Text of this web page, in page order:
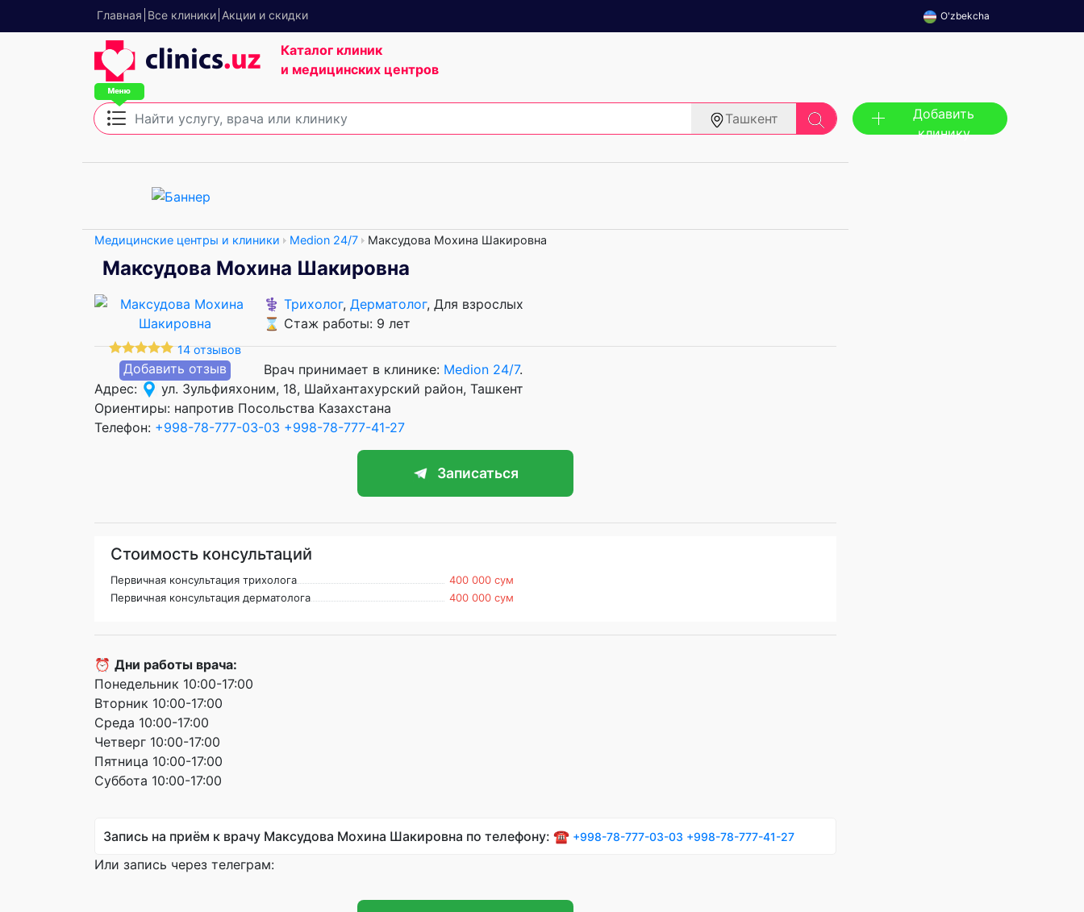
Главная Все клиники Акции и скидки O'zbekcha
Каталог клиник
и медицинских центров
Ташкент
Добавить
клинику
Медицинские центры и клиники Medion 24/7 Максудова Мохина Шакировна
Максудова Мохина Шакировна
14 отзывов
Добавить отзыв
⚕️ Трихолог, Дерматолог, Для взрослых
⌛ Стаж работы: 9 лет
Врач принимает в клинике: Medion 24/7.
Адрес:
ул. Зульфияхоним, 18, Шайхантахурский район, Ташкент
Ориентиры: напротив Посольства Казахстана
Телефон: +998-78-777-03-03 +998-78-777-41-27
Записаться
Стоимость консультаций
Первичная консультация трихолога
400 000 сум
Первичная консультация дерматолога
400 000 сум
⏰ Дни работы врача:
Понедельник 10:00-17:00
Вторник 10:00-17:00
Среда 10:00-17:00
Четверг 10:00-17:00
Пятница 10:00-17:00
Суббота 10:00-17:00
Запись на приём к врачу Максудова Мохина Шакировна по телефону: ☎️ +998-78-777-03-03 +998-78-777-41-27
Или запись через телеграм: